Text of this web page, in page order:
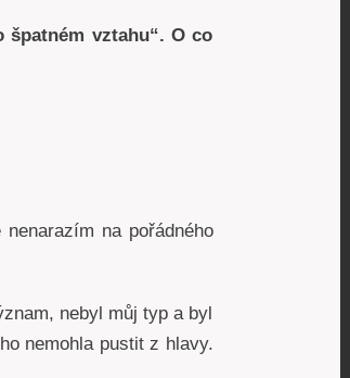
vztahu“. O co
na pořádného
nebyl můj typ a byl
nemohla pustit z hlavy.